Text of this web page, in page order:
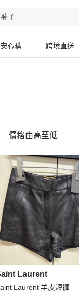
安心購 跨境直送
價格由高至低
Laurent
Laurent 羊皮短褲